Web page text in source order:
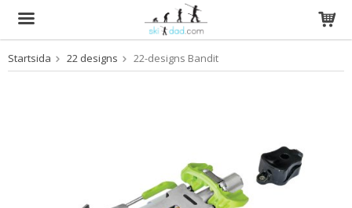
Produkten har blivit tillagd i varukorgen
Startsida 22 designs 22-designs Bandit